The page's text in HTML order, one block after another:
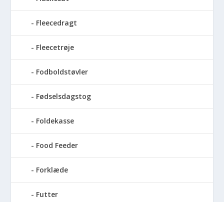
Fleecedragt
Fleecetrøje
Fodboldstøvler
Fødselsdagstog
Foldekasse
Food Feeder
Forklæde
Futter